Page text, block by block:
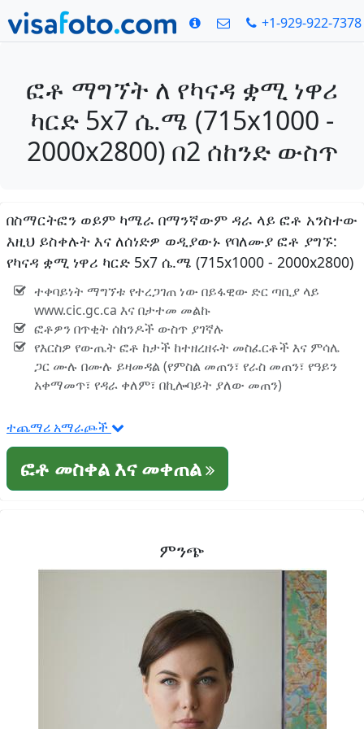
+1-929-922-7378
ፎቶ ማግኘት ለ የካናዳ ቋሚ ነዋሪ
ካርድ 5x7 ሴ.ሜ (715x1000 -
2000x2800) በ2 ሰከንድ ውስጥ
በስማርትፎን ወይም ካሜራ በማንኛውም ዳራ ላይ ፎቶ አንስተው
እዚህ ይስቀሉት እና ለሰነድዎ ወዲያውኑ የባለሙያ ፎቶ ያግኙ:
የካናዳ ቋሚ ነዋሪ ካርድ 5x7 ሴ.ሜ (715x1000 - 2000x2800)
ተቀባይነት ማግኘቱ የተረጋገጠ ነው በይፋዊው ድር ጣቢያ ላይ
www.cic.gc.ca እና በታተመ መልኩ
ፎቶዎን በጥቂት ሰከንዶች ውስጥ ያገኛሉ
የእርስዎ የውጤት ፎቶ ከታች ከተዘረዘሩት መስፈርቶች እና ምሳሌ
ጋር ሙሉ በሙሉ ይዛመዳል (የምስል መጠን፣ የራስ መጠን፣ የዓይን
አቀማመጥ፣ የዳራ ቀለም፣ በኪሎባይት ያለው መጠን)
ተጨማሪ አማራጮች
ፎቶ መስቀል እና መቀጠል
ምንጭ